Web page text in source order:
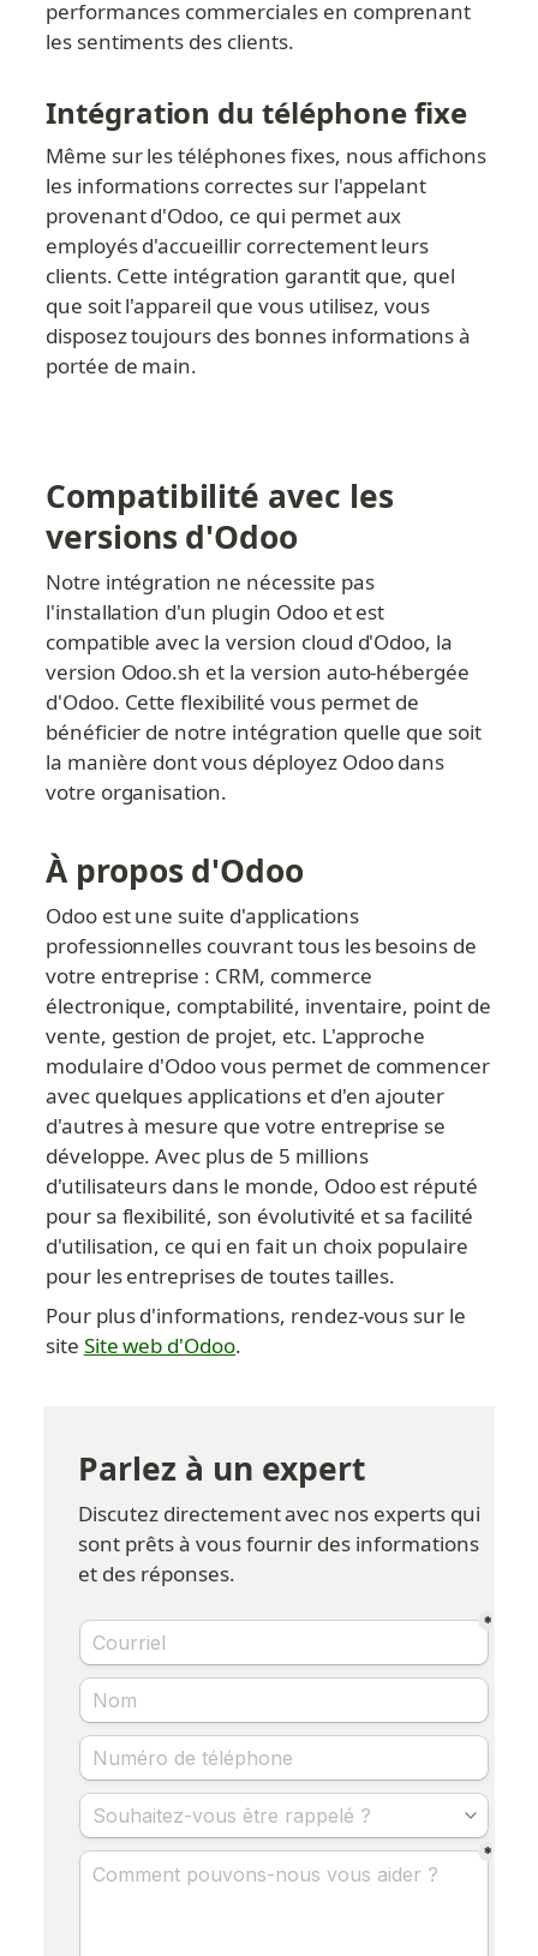
performances commerciales en comprenant
les sentiments des clients.
Intégration du téléphone fixe
Même sur les téléphones fixes, nous affichons
les informations correctes sur l'appelant
provenant d'Odoo, ce qui permet aux
employés d'accueillir correctement leurs
clients. Cette intégration garantit que, quel
que soit l'appareil que vous utilisez, vous
disposez toujours des bonnes informations à
portée de main.
Compatibilité avec les
versions d'Odoo
Notre intégration ne nécessite pas
l'installation d'un plugin Odoo et est
compatible avec la version cloud d'Odoo, la
version Odoo.sh et la version auto-hébergée
d'Odoo. Cette flexibilité vous permet de
bénéficier de notre intégration quelle que soit
la manière dont vous déployez Odoo dans
votre organisation.
À propos d'Odoo
Odoo est une suite d'applications
professionnelles couvrant tous les besoins de
votre entreprise : CRM, commerce
électronique, comptabilité, inventaire, point de
vente, gestion de projet, etc. L'approche
modulaire d'Odoo vous permet de commencer
avec quelques applications et d'en ajouter
d'autres à mesure que votre entreprise se
développe. Avec plus de 5 millions
d'utilisateurs dans le monde, Odoo est réputé
pour sa flexibilité, son évolutivité et sa facilité
d'utilisation, ce qui en fait un choix populaire
pour les entreprises de toutes tailles.
Pour plus d'informations, rendez-vous sur le
site Site web d'Odoo.
Parlez à un expert
Discutez directement avec nos experts qui
sont prêts à vous fournir des informations
et des réponses.